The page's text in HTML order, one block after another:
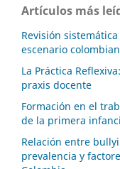
Artículos más
Revisión
escenario
La Práctica
praxis docente
Formación en el
de la primera
Relación entre
prevalencia y